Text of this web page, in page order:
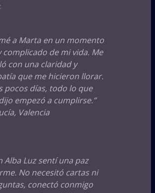
a Marta en un momento
complicado de mi vida. Me
con una claridad y
que me hicieron llorar.
pocos días, todo lo que
empezó a cumplirse.”
Valencia
Alba Luz sentí una paz
No necesitó cartas ni
conectó conmigo